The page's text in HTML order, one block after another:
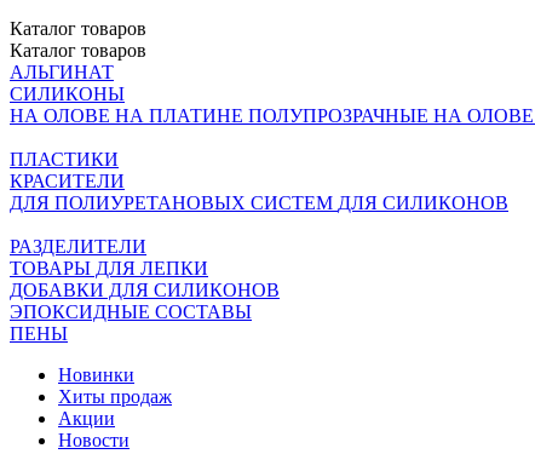
Каталог товаров
Каталог товаров
АЛЬГИНАТ
СИЛИКОНЫ
НА ОЛОВЕ НА ПЛАТИНЕ ПОЛУПРОЗРАЧНЫЕ НА ОЛОВЕ
ПЛАСТИКИ
КРАСИТЕЛИ
ДЛЯ ПОЛИУРЕТАНОВЫХ СИСТЕМ ДЛЯ СИЛИКОНОВ
РАЗДЕЛИТЕЛИ
ТОВАРЫ ДЛЯ ЛЕПКИ
ДОБАВКИ ДЛЯ СИЛИКОНОВ
ЭПОКСИДНЫЕ СОСТАВЫ
ПЕНЫ
Новинки
Хиты продаж
Акции
Новости